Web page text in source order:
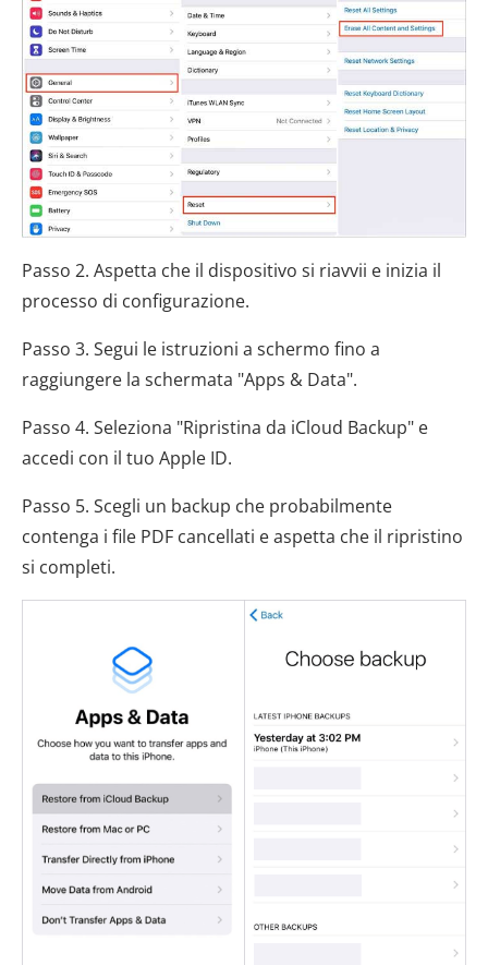
Passo 2. Aspetta che il dispositivo si riavvii e inizia il
processo di configurazione.
Passo 3. Segui le istruzioni a schermo fino a
raggiungere la schermata "Apps & Data".
Passo 4. Seleziona "Ripristina da iCloud Backup" e
accedi con il tuo Apple ID.
Passo 5. Scegli un backup che probabilmente
contenga i file PDF cancellati e aspetta che il ripristino
si completi.